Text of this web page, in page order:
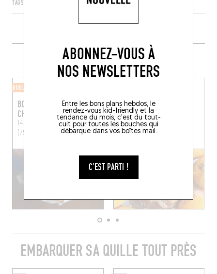
ABONNEZ-VOUS À
NOS NEWSLETTERS
Entre les bons plans hebdos, le
rendez-vous kid-friendly et la
tendance du mois, c'est du tout-
cuit pour toutes les bouches qui
débarque dans vos boîtes mail.
C'EST PARTI !
TAGS ÎLE-DE-FRANCE
PLUS DE COMMERCES ALENTOUR
BOULANGERIE
BOULANGERIE
CHAMBELLAND
14 Rue TernauxParis
(75011)
FERMENTATION
GÉNÉRALE
37 Rue de la Folie-
Méricourt, 75011 Paris
EMBARQUER SA QUILLE TOUT PRÈS